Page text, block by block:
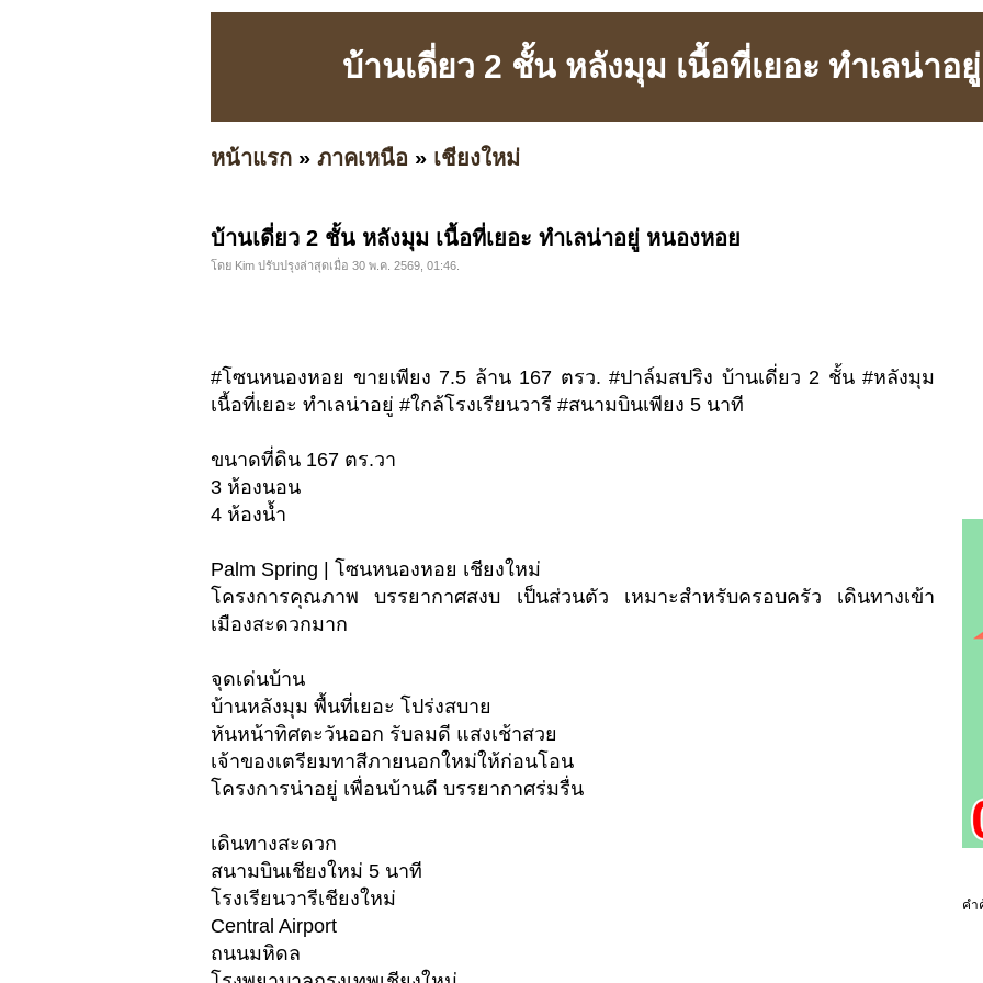
บ้านเดี่ยว 2 ชั้น หลังมุม เนื้อที่เยอะ ทำเลน่าอ
หน้าแรก » ภาคเหนือ » เชียงใหม่
บ้านเดี่ยว 2 ชั้น หลังมุม เนื้อที่เยอะ ทำเลน่าอยู่ หนองหอย
โดย Kim ปรับปรุงล่าสุดเมื่อ 30 พ.ค. 2569, 01:46.
#โซนหนองหอย ขายเพียง 7.5 ล้าน 167 ตรว. #ปาล์มสปริง บ้านเดี่ยว 2 ชั้น #หลังมุม
เนื้อที่เยอะ ทำเลน่าอยู่ #ใกล้โรงเรียนวารี #สนามบินเพียง 5 นาที
ขนาดที่ดิน 167 ตร.วา
3 ห้องนอน
4 ห้องน้ำ
Palm Spring | โซนหนองหอย เชียงใหม่
โครงการคุณภาพ บรรยากาศสงบ เป็นส่วนตัว เหมาะสำหรับครอบครัว เดินทางเข้า
เมืองสะดวกมาก
จุดเด่นบ้าน
บ้านหลังมุม พื้นที่เยอะ โปร่งสบาย
หันหน้าทิศตะวันออก รับลมดี แสงเช้าสวย
เจ้าของเตรียมทาสีภายนอกใหม่ให้ก่อนโอน
โครงการน่าอยู่ เพื่อนบ้านดี บรรยากาศร่มรื่น
เดินทางสะดวก
สนามบินเชียงใหม่ 5 นาที
โรงเรียนวารีเชียงใหม่
Central Airport
ถนนมหิดล
คำ